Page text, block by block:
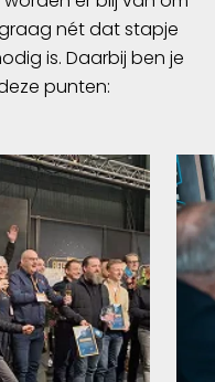
nét dat stapje
is. Daarbij ben je
punten: